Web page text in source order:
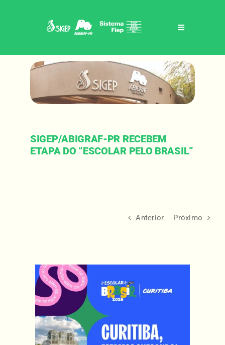
Toggle
Home
Eventos
SIGEP/ABIGRAF-PR RECEBEM
ETAPA DO “ESCOLAR PELO BRASIL”
Anterior Próximo